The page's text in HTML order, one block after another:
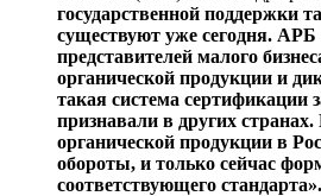
государственной поддержки
существуют уже сегодня.
представителей малого
органической продукции и
такая система сертификации
признавали в других странах.
органической продукции в
обороты, и только сейчас
соответствующего стандарта».